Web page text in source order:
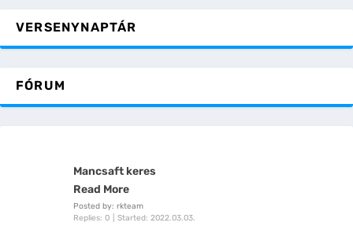
VERSENYNAPTÁR
FÓRUM
Mancsaft keres
Read More
Posted by: rkteam
Replies: 0
Started: 2022.03.03.